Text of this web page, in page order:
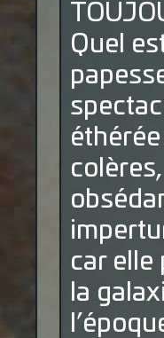
Quel
car elle
la